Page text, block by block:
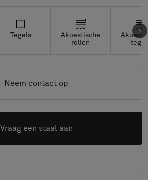
Tegels
Akoestische
rollen
Neem contact op
Vraag een staal aan